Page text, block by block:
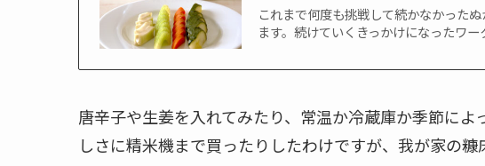
これまで何度も挑戦して続かなかった
ます。続けていくきっかけになったワー
唐辛子や生姜を入れてみたり、常温か冷蔵庫か季節に
しさに精米機まで買ったりしたわけですが、我が家の糠